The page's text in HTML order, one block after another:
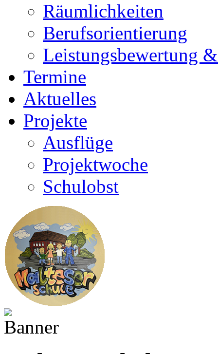
Räumlichkeiten
Berufsorientierung
Leistungsbewertung
Termine
Aktuelles
Projekte
Ausflüge
Projektwoche
Schulobst